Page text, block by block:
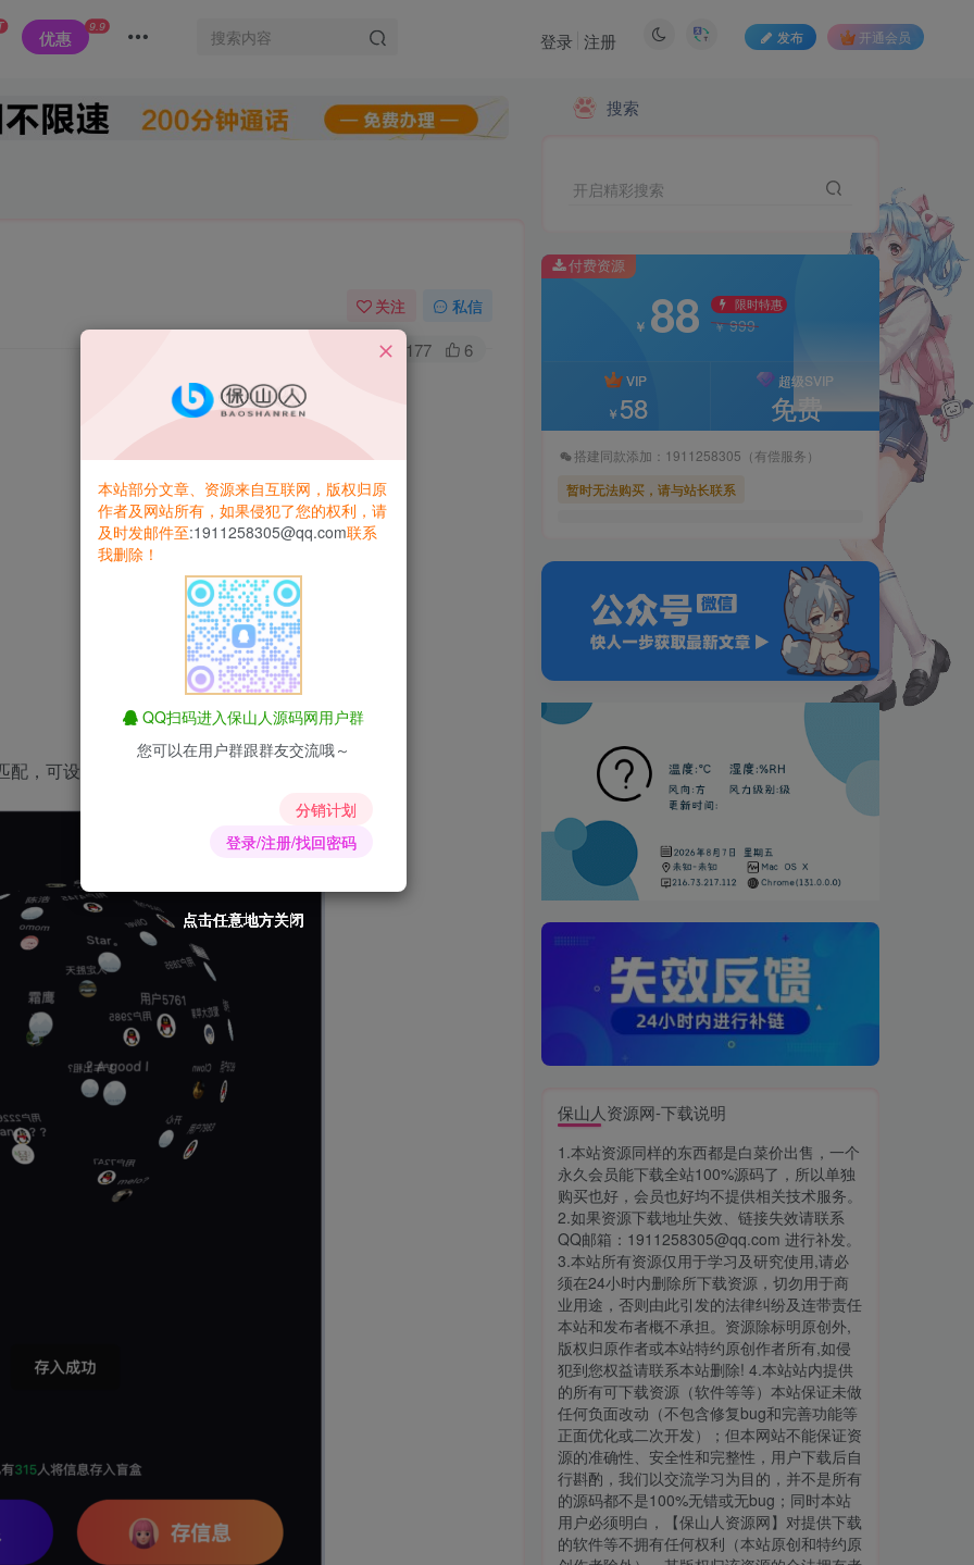
优惠
9.9
发布 开通会员
登录 注册
关注 私信
177 6
，可设置日限匹配次数
付费资源
￥58 免费
搭建同款添加：1911258305（有偿服务）
暂时无法购买，请与站长联系
搜索
开启精彩搜索
付费资源
￥ 88 限时特惠
￥999
VIP
￥ 58
超级SVIP
免费
搭建同款添加：1911258305（有偿服务）
暂时无法购买，请与站长联系
保山人资源网-下载说明
1.本站资源同样的东西都是白菜价出售，一个
永久会员能下载全站100%源码了，所以单独
购买也好，会员也好均不提供相关技术服务。
2.如果资源下载地址失效、链接失效请联系
QQ邮箱：1911258305@qq.com 进行补发。
3.本站所有资源仅用于学习及研究使用,请必
须在24小时内删除所下载资源，切勿用于商
业用途，否则由此引发的法律纠纷及连带责任
本站和发布者概不承担。资源除标明原创外,
版权归原作者或本站特约原创作者所有,如侵
犯到您权益请联系本站删除! 4.本站站内提供
的所有可下载资源（软件等等）本站保证未做
任何负面改动（不包含修复bug和完善功能等
正面优化或二次开发）；但本网站不能保证资
源的准确性、安全性和完整性，用户下载后自
行斟酌，我们以交流学习为目的，并不是所有
的源码都不是100%无错或无bug；同时本站
用户必须明白，【保山人资源网】对提供下载
的软件等不拥有任何权利（本站原创和特约原
点击任意地方关闭
点击任意地方关闭
点击任意地方关闭
点击任意地方关闭
点击任意地方关闭
点击任意地方关闭
点击任意地方关闭
本站部分文章、资源来自互联网，版权归原
作者及网站所有，如果侵犯了您的权利，请
及时发邮件至:1911258305@qq.com联系
我删除！
QQ扫码进入保山人源码网用户群
您可以在用户群跟群友交流哦～
分销计划
登录/注册/找回密码